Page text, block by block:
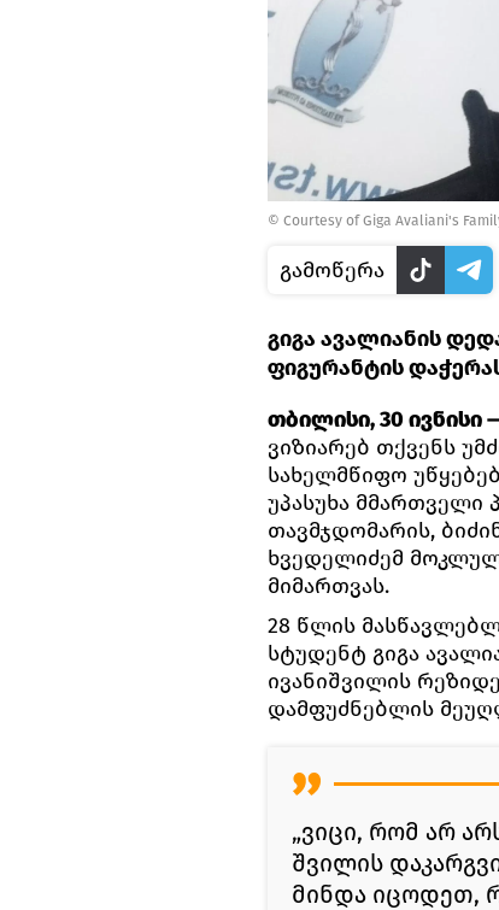
© Courtesy of Giga Avaliani's
გამოწერა
გიგა ავალიანის
ფიგურანტის
თბილისი, 30 ივნისი
ვიზიარებ თქვენს
სახელმწიფო
უპასუხა მმართველი
თავმჯდომარის,
ხვედელიძემ
მიმართვას.
28 წლის
სტუდენტ გიგა
ივანიშვილის
დამფუძნებლის
„ვიცი, რომ არ
შვილის
მინდა იცოდეთ,